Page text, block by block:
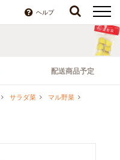
ヘルプ
配送商品予定
サラダ菜
マル野菜